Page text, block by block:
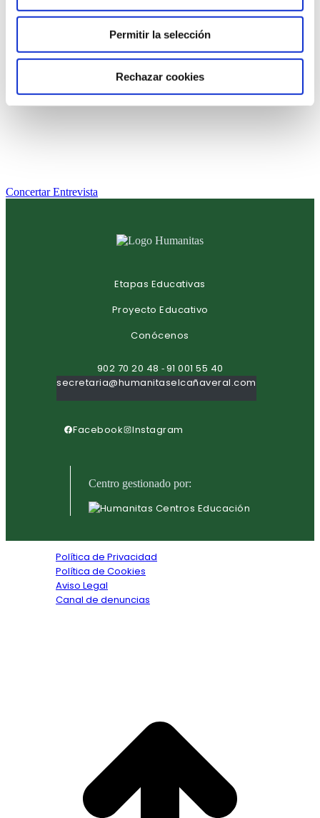
Permitir la selección
Rechazar cookies
Concertar Entrevista
Etapas Educativas
Proyecto Educativo
Conócenos
902 70 20 48 - 91 001 55 40
secretaria@humanitaselcañaveral.com
Facebook Instagram
Centro gestionado por:
Política de Privacidad
Política de Cookies
Aviso Legal
Canal de denuncias